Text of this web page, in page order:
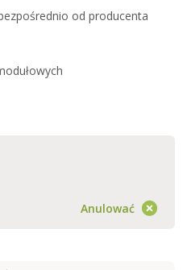
od producenta
Anulować